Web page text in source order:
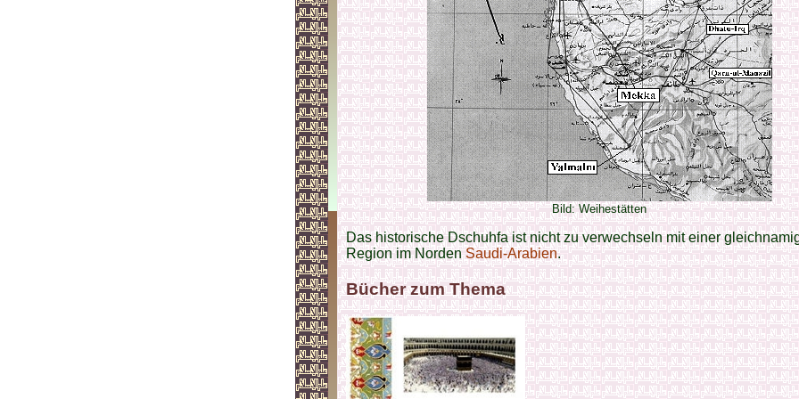
Bild: Weihestätten
Das historische Dschuhfa ist nicht zu verwechseln mit einer
Region im NordenSaudi-Arabien.
Bücher zum Thema